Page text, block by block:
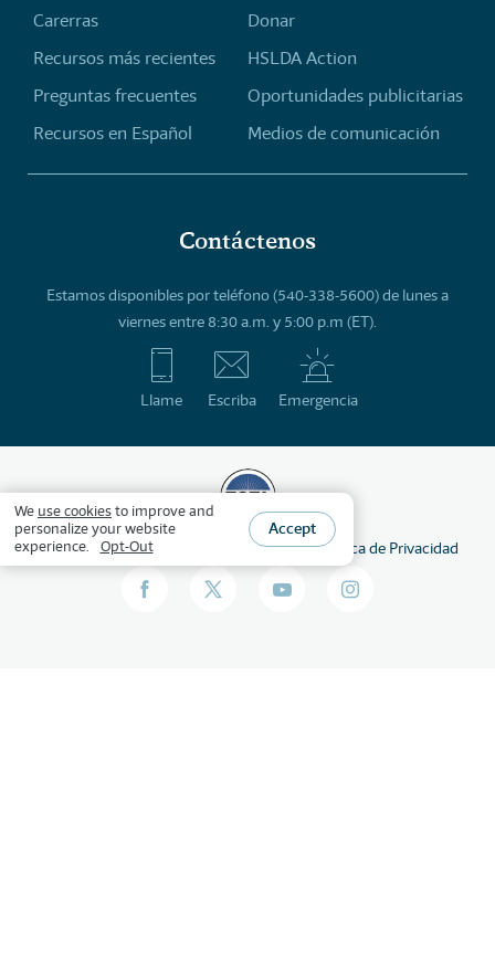
Carerras
Recursos más recientes
Preguntas frecuentes
Recursos en Español
Donar
HSLDA Action
Oportunidades publicitarias
Medios de comunicación
Contáctenos
Estamos disponibles por teléfono (540-338-5600) de lunes a
viernes entre 8:30 a.m. y 5:00 p.m (ET).
Llame Escriba Emergencia
©2026HSLDA Derechos reservados Política de Privacidad
We use cookiesto improve and
personalize your website
experience.
Opt-Out
Accept